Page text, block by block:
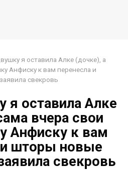
я оставила Алке (дочке), а
Анфиску к вам перенесла и
свекровь
оставила Алке
вчера свои
Анфиску к вам
и шторы новые
свекровь